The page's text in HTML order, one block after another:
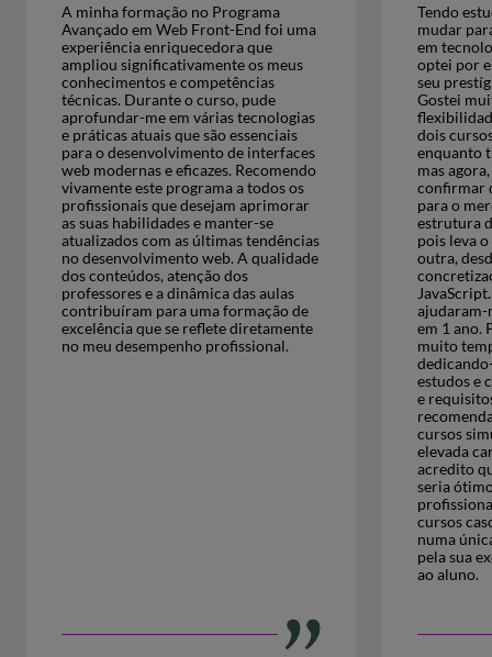
A minha formação no Programa
Avançado em Web Front-End foi uma
experiência enriquecedora que
ampliou significativamente os meus
conhecimentos e competências
técnicas. Durante o curso, pude
aprofundar-me em várias tecnologias
e práticas atuais que são essenciais
para o desenvolvimento de interfaces
web modernas e eficazes. Recomendo
vivamente este programa a todos os
profissionais que desejam aprimorar
as suas habilidades e manter-se
atualizados com as últimas tendências
no desenvolvimento web. A qualidade
dos conteúdos, atenção dos
professores e a dinâmica das aulas
contribuíram para uma formação de
excelência que se reflete diretamente
no meu desempenho profissional.
Tendo
mudar
em
optei por
seu
Gostei
dois
enquanto
mas
confirmar
para o
estrutura
pois leva
outra,
ajudaram-
em 1 ano.
muito
estudos e
e
cursos
elevada
acredito
seria
cursos
numa
pela sua
ao aluno.